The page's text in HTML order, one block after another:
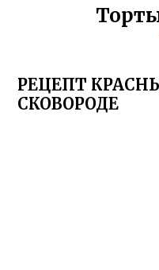
РЕЦЕПТ
СКОВОРОДЕ